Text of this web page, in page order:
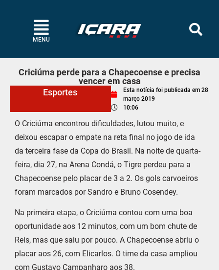
MENU
Criciúma perde para a Chapecoense e precisa
vencer em casa
Esportes
Esta notícia foi publicada em 28
março 2019
10:06
O Criciúma encontrou dificuldades, lutou muito, e
deixou escapar o empate na reta final no jogo de ida
da terceira fase da Copa do Brasil. Na noite de quarta-
feira, dia 27, na Arena Condá, o Tigre perdeu para a
Chapecoense pelo placar de 3 a 2. Os gols carvoeiros
foram marcados por Sandro e Bruno Cosendey.
Na primeira etapa, o Criciúma contou com uma boa
oportunidade aos 12 minutos, com um bom chute de
Reis, mas que saiu por pouco. A Chapecoense abriu o
placar aos 26, com Elicarlos. O time da casa ampliou
com Gustavo Campanharo aos 38.